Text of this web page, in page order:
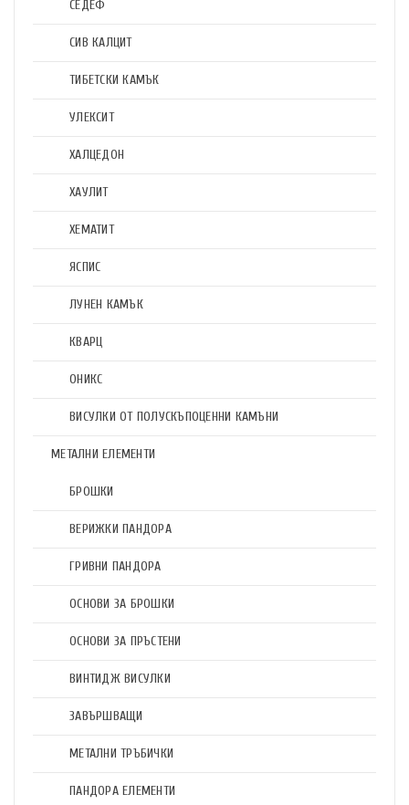
СЕДЕФ
СИВ КАЛЦИТ
ТИБЕТСКИ КАМЪК
УЛЕКСИТ
ХАЛЦЕДОН
ХАУЛИТ
ХЕМАТИТ
ЯСПИС
ЛУНЕН КАМЪК
КВАРЦ
ОНИКС
ВИСУЛКИ ОТ ПОЛУСКЪПОЦЕННИ КАМЪНИ
МЕТАЛНИ ЕЛЕМЕНТИ
БРОШКИ
ВЕРИЖКИ ПАНДОРА
ГРИВНИ ПАНДОРА
ОСНОВИ ЗА БРОШКИ
ОСНОВИ ЗА ПРЪСТЕНИ
ВИНТИДЖ ВИСУЛКИ
ЗАВЪРШВАЩИ
МЕТАЛНИ ТРЪБИЧКИ
ПАНДОРА ЕЛЕМЕНТИ